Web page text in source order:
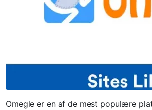
Omegle er en af ​​de mest populære